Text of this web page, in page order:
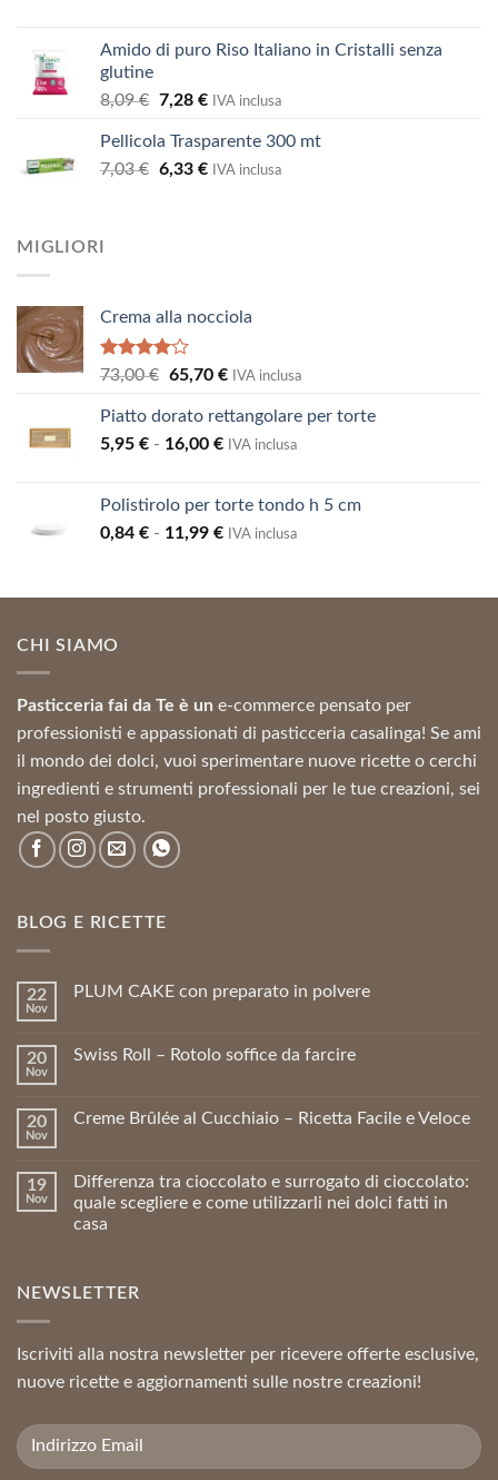
era:
è:
Amido di puro Riso Italiano in Cristalli senza
glutine
8,09€ Il
originale
era:
7,28 €Il
attuale
è:
IVA inclusa
Pellicola Trasparente 300 mt
7,03€ Il
6,33 €IlIVA inclusa
MIGLIORI
Crema alla nocciola
Valutato
5
73,00€ Il
originale
era:
65,70 €Il
attuale
è:
IVA inclusa
Piatto dorato rettangolare per torte
5,95 € - 16,00 €Fascia
da
5,95 €
IVA inclusa
Polistirolo per torte tondo h 5 cm
0,84 € - 11,99 €Fascia
da
IVA inclusa
CHI SIAMO
Pasticceria fai da Te è un e-commerce pensato per
professionisti e appassionati di pasticceria casalinga! Se ami
il mondo dei dolci, vuoi sperimentare nuove ricette o cerchi
ingredienti e strumenti professionali per le tue creazioni, sei
nel posto giusto.
BLOG E RICETTE
22
Nov
PLUM CAKE con preparato in polvere
20
Nov
Swiss Roll – Rotolo soffice da farcire
20
Nov
Creme Brûlée al Cucchiaio – Ricetta Facile e Veloce
19
Nov
Differenza tra cioccolato e surrogato di cioccolato:
quale scegliere e come utilizzarli nei dolci fatti in
casa
NEWSLETTER
Iscriviti alla nostra newsletter per ricevere offerte esclusive,
nuove ricette e aggiornamenti sulle nostre creazioni!